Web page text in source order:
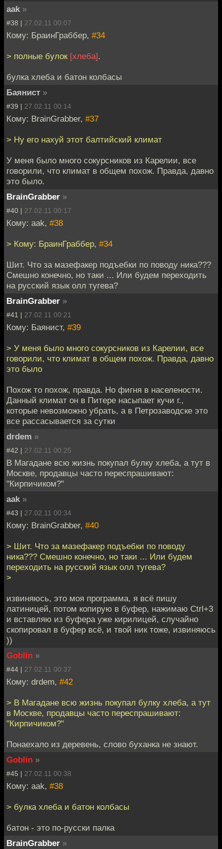
aak »
#38 | 27.02.11 00:07
Кому: БраинГраббер, #34
> полные булок [хлеба].
булка хлеба и батон колбасы
Баянист »
#39 | 27.02.11 00:14
Кому: BrainGrabber, #37
> Ну его нахуй этот балтийский климат
У меня было много сокурсников из Карелии, все
говорили, что климат в общем похож. Правда, давно
это было.
BrainGrabber »
#40 | 27.02.11 00:17
Кому: aak, #38
> Кому: БраинГраббер, #34
Шит. Что за мазефакер подъебки по поводу ника???
Смешно конечно, но таки ... Или будем переходить
на русский язык олл тугева?
BrainGrabber »
#41 | 27.02.11 00:21
Кому: Баянист, #39
> У меня было много сокурсников из Карелии, все
говорили, что климат в общем похож. Правда, давно
это было
Похож то похож, правда. Но фигня в населености.
Данный климат он в Питере насыпает кучи г.,
которые невозможно убрать, а в Петрозаводске это
все рассасывается за сутки
drdem »
#42 | 27.02.11 00:25
В Магадане всю жизнь покупал булку хлеба, а тут в
Москве, продавцы часто переспрашивают:
"Кирпичиком?"
aak »
#43 | 27.02.11 00:34
Кому: BrainGrabber, #40
> Шит. Что за мазефакер подъебки по поводу
ника??? Смешно конечно, но таки ... Или будем
переходить на русский язык олл тугева?
>
извиняюсь, это моя программа, я всё пишу
латиницей, потом копирую в буфер, нажимаю Ctrl+3
и вставляю из буфера уже кирилицей, случайно
скопировал в буфер всё, и твой ник тоже, извиняюсь
))
Goblin »
#44 | 27.02.11 00:37
Кому: drdem, #42
> В Магадане всю жизнь покупал булку хлеба, а тут
в Москве, продавцы часто переспрашивают:
"Кирпичиком?"
Понаехало из деревень, слово буханка не знают.
Goblin »
#45 | 27.02.11 00:38
Кому: aak, #38
> булка хлеба и батон колбасы
батон - это по-русски палка
BrainGrabber »